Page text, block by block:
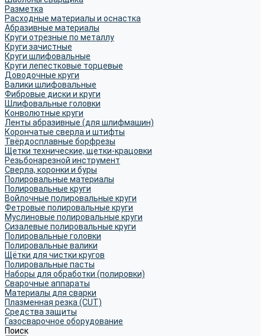
Разметка
Расходные материалы и оснастка
Абразивные материалы
Круги отрезные по металлу
Круги зачистные
Круги шлифовальные
Круги лепестковые торцевые
Доводочные круги
Валики шлифовальные
Фибровые диски и круги
Шлифовальные головки
Конволютные круги
Ленты абразивные (для шлифмашин)
Корончатые сверла и штифты
Твёрдосплавные борфрезы
Щетки технические, щетки-крацовки
Резьбонарезной инструмент
Сверла, коронки и буры
Полировальные материалы
Полировальные круги
Войлочные полировальные круги
Фетровые полировальные круги
Муслиновые полировальные круги
Cизалевые полировальные круги
Полировальные головки
Полировальные валики
Щётки для чистки кругов
Полировальные пасты
Наборы для обработки (полировки)
Сварочные аппараты
Материалы для сварки
Плазменная резка (CUT)
Средства защиты
Газосварочное оборудование
Поиск